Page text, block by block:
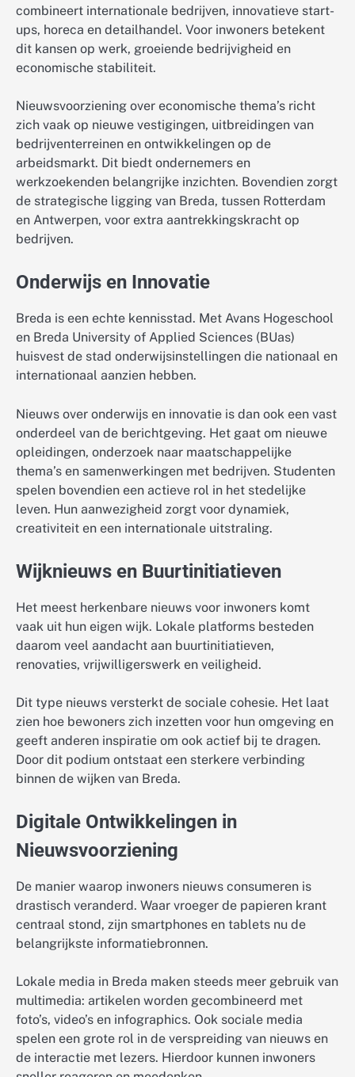
combineert internationale bedrijven, innovatieve start-
ups, horeca en detailhandel. Voor inwoners betekent
dit kansen op werk, groeiende bedrijvigheid en
economische stabiliteit.
Nieuwsvoorziening over economische thema’s richt
zich vaak op nieuwe vestigingen, uitbreidingen van
bedrijventerreinen en ontwikkelingen op de
arbeidsmarkt. Dit biedt ondernemers en
werkzoekenden belangrijke inzichten. Bovendien zorgt
de strategische ligging van Breda, tussen Rotterdam
en Antwerpen, voor extra aantrekkingskracht op
bedrijven.
Onderwijs en Innovatie
Breda is een echte kennisstad. Met Avans Hogeschool
en Breda University of Applied Sciences (BUas)
huisvest de stad onderwijsinstellingen die nationaal en
internationaal aanzien hebben.
Nieuws over onderwijs en innovatie is dan ook een vast
onderdeel van de berichtgeving. Het gaat om nieuwe
opleidingen, onderzoek naar maatschappelijke
thema’s en samenwerkingen met bedrijven. Studenten
spelen bovendien een actieve rol in het stedelijke
leven. Hun aanwezigheid zorgt voor dynamiek,
creativiteit en een internationale uitstraling.
Wijknieuws en Buurtinitiatieven
Het meest herkenbare nieuws voor inwoners komt
vaak uit hun eigen wijk. Lokale platforms besteden
daarom veel aandacht aan buurtinitiatieven,
renovaties, vrijwilligerswerk en veiligheid.
Dit type nieuws versterkt de sociale cohesie. Het laat
zien hoe bewoners zich inzetten voor hun omgeving en
geeft anderen inspiratie om ook actief bij te dragen.
Door dit podium ontstaat een sterkere verbinding
binnen de wijken van Breda.
Digitale Ontwikkelingen in
Nieuwsvoorziening
De manier waarop inwoners nieuws consumeren is
drastisch veranderd. Waar vroeger de papieren krant
centraal stond, zijn smartphones en tablets nu de
belangrijkste informatiebronnen.
Lokale media in Breda maken steeds meer gebruik van
multimedia: artikelen worden gecombineerd met
foto’s, video’s en infographics. Ook sociale media
spelen een grote rol in de verspreiding van nieuws en
de interactie met lezers. Hierdoor kunnen inwoners